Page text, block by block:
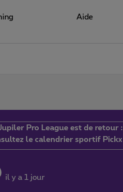
Aide
Pro League est de retour :
le calendrier sportif Pickx
il y a 1 jour